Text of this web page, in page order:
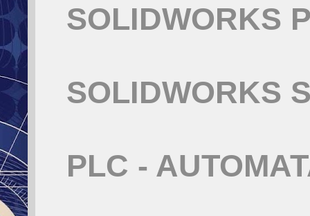
SOLIDWORKS
SOLIDWORKS
PLC -